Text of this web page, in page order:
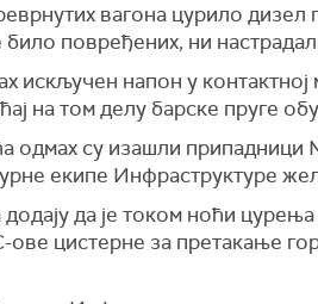
вагона цурило дизел
било повређених, ни
искључен напон у
на том делу барске пруге
одмах су изашли припадници
екипе Инфраструктуре
да је током ноћи
цистерне за претакање